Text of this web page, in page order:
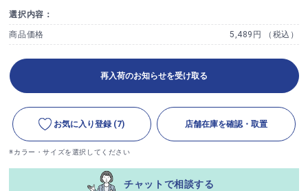
選択内容：
商品価格 5,489円 （税込）
再入荷のお知らせを受け取る
お気に入り登録 (7) 店舗在庫を確認・取置
※カラー・サイズを選択してください
チャットで相談する